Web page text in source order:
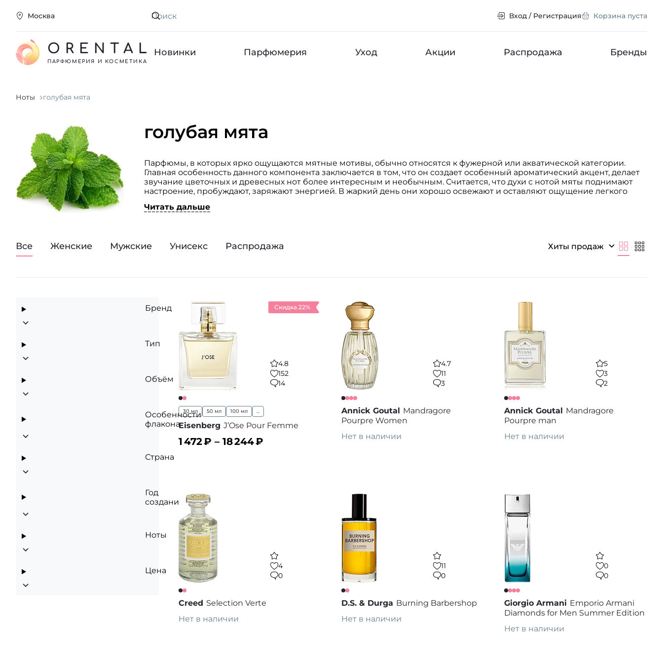
Москва Искать Вход / Регистрация Корзина пуста
ORENTAL
ПАРФЮМЕРИЯ И КОСМЕТИКА
Новинки Парфюмерия Уход Акции Распродажа Бренды
Ноты голубая мята
голубая мята
Парфюмы, в которых ярко ощущаются мятные мотивы, обычно относятся к фужерной или акватической категории.
Главная особенность данного компонента заключается в том, что он создает особенный ароматический акцент, делает
звучание цветочных и древесных нот более интересным и необычным. Считается, что духи с нотой мяты поднимают
настроение, пробуждают, заряжают энергией. В жаркий день они хорошо освежают и оставляют ощущение легкого
Читать дальше
Все Женские Мужские Унисекс Распродажа Хиты продаж
Бренд
Тип
Объём
Особенности
флакона
Страна
Год
создания
Ноты
Цена
Скидка 22%
4.8
152
14
30 мл 50 мл 100 мл ...
Eisenberg J’Ose Pour Femme
1 472₽ – 18 244₽
4.7
11
3
Annick Goutal Mandragore
Pourpre Women
Нет в наличии
5
3
2
Annick Goutal Mandragore
Pourpre man
Нет в наличии
4
0
Creed Selection Verte
Нет в наличии
11
0
D.S. & Durga Burning Barbershop
Нет в наличии
0
0
Giorgio Armani Emporio Armani
Diamonds for Men Summer Edition
Нет в наличии